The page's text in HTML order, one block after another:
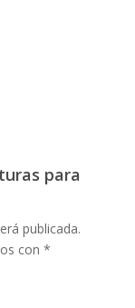
para
publicada.
con *